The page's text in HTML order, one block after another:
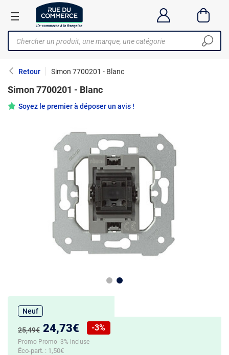
Retour Simon 7700201 - Blanc
Simon 7700201 - Blanc
Soyez le premier à déposer un avis !
Neuf
Ancien prix :
25,49€ Nouveau prix :
24,73€
Réduction de :
-3%
Promo Promo -3% incluse
Éco-part. : 1,50€